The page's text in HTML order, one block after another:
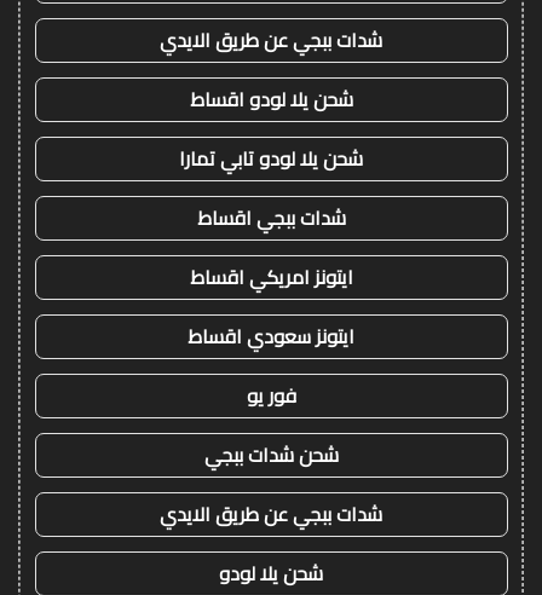
شدات ببجي عن طريق الايدي
شحن يلا لودو اقساط
شحن يلا لودو تابي تمارا
شدات ببجي اقساط
ايتونز امريكي اقساط
ايتونز سعودي اقساط
فور يو
شحن شدات ببجي
شدات ببجي عن طريق الايدي
شحن يلا لودو